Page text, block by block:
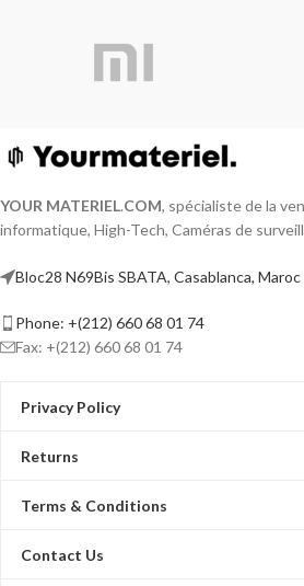
YOUR MATERIEL.COM, spécialiste de la
informatique, High-Tech, Caméras de
Bloc28 N69Bis SBATA, Casablanca, Maroc
Phone: +(212) 660 68 01 74
Fax: +(212) 660 68 01 74
Privacy Policy
Returns
Terms & Conditions
Contact Us